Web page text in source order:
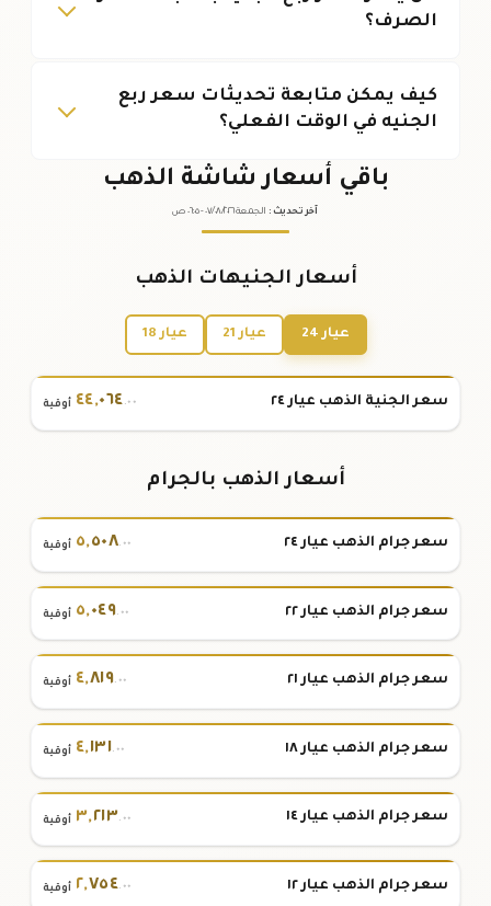
الصرف؟
كيف يمكن متابعة تحديثات سعر ربع
الجنيه في الوقت الفعلي؟
باقي أسعار شاشة الذهب
آخر تحديث : الجمعة ٠٧ /٠٨/٢٠٢٦ - ٠٦:٠٥ ص
أسعار الجنيهات الذهب
عيار 24 عيار 21 عيار 18
سعر الجنية الذهب عيار ٢٤ ٤٤,٠٦٤.٠٠ أوقية
أسعار الذهب بالجرام
سعر جرام الذهب عيار ٢٤ ٥,٥٠٨.٠٠ أوقية
سعر جرام الذهب عيار ٢٢ ٥,٠٤٩.٠٠ أوقية
سعر جرام الذهب عيار ٢١ ٤,٨١٩.٠٠ أوقية
سعر جرام الذهب عيار ١٨ ٤,١٣١.٠٠ أوقية
سعر جرام الذهب عيار ١٤ ٣,٢١٣.٠٠ أوقية
سعر جرام الذهب عيار ١٢ ٢,٧٥٤.٠٠ أوقية